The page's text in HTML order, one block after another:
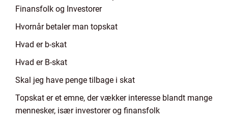
Finansfolk og Investorer
Hvornår betaler man topskat
Hvad er b-skat
Hvad er B-skat
Skal jeg have penge tilbage i skat
Topskat er et emne, der vækker interesse blandt mange
mennesker, især investorer og finansfolk